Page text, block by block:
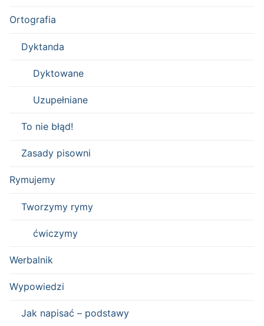
Ortografia
Dyktanda
Dyktowane
Uzupełniane
To nie błąd!
Zasady pisowni
Rymujemy
Tworzymy rymy
ćwiczymy
Werbalnik
Wypowiedzi
Jak napisać – podstawy